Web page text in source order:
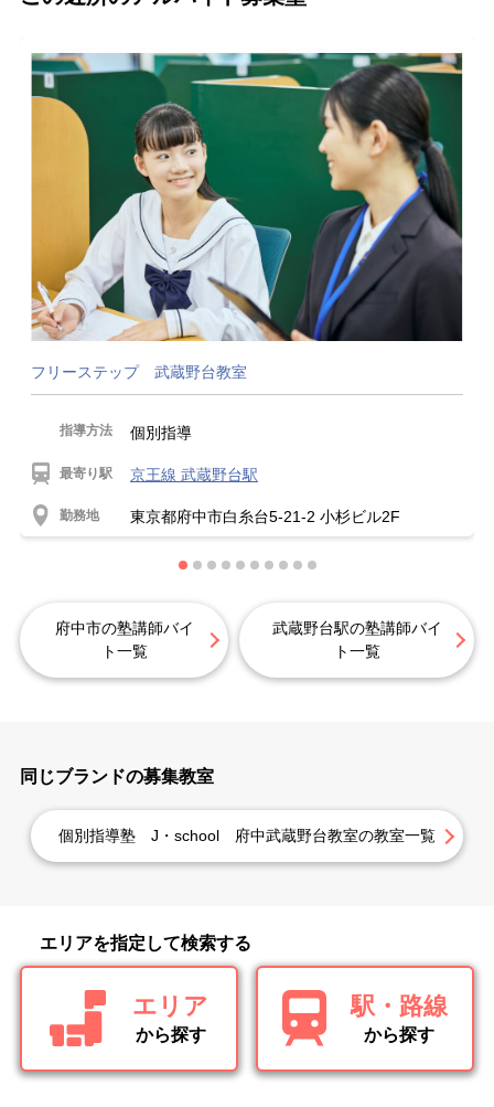
フリーステップ 武蔵野台教室
指導方法 個別指導
最寄り駅 京王線 武蔵野台駅
勤務地 東京都府中市白糸台5-21-2 小杉ビル2F
府中市の塾講師バイ
ト一覧
武蔵野台駅の塾講師バイ
ト一覧
同じブランドの募集教室
個別指導塾 J・school 府中武蔵野台教室の教室一覧
エリアを指定して検索する
エリア
から探す
駅・路線
から探す